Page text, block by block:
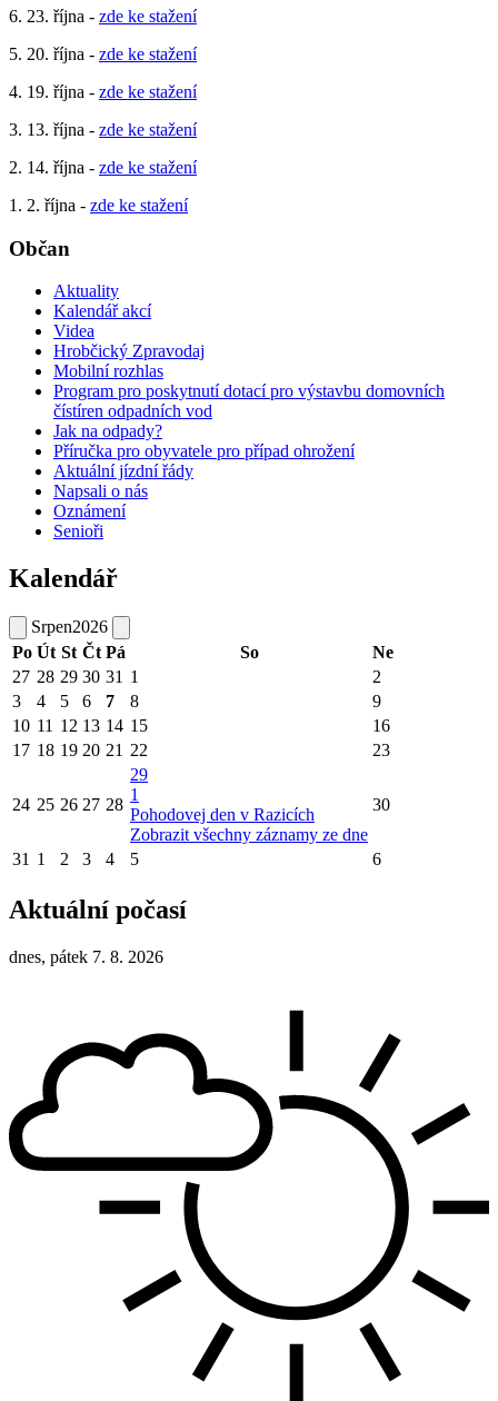
6. 23. října - zde ke stažení
5. 20. října - zde ke stažení
4. 19. října - zde ke stažení
3. 13. října - zde ke stažení
2. 14. října - zde ke stažení
1. 2. října - zde ke stažení
Občan
Aktuality
Kalendář akcí
Videa
Hrobčický Zpravodaj
Mobilní rozhlas
Program pro poskytnutí dotací pro výstavbu domovních
čístíren odpadních vod
Jak na odpady?
Příručka pro obyvatele pro případ ohrožení
Aktuální jízdní řády
Napsali o nás
Oznámení
Senioři
Kalendář
Srpen2026
Po Út St Čt Pá So
Ne
27 28 29 30 31 1
2
3
4 5 6 7 8
9
10 11 12 13 14 15
16
17 18 19 20 21 22 23
24 25 26 27 28
29
1
Pohodovej den v Razicích
Zobrazit všechny záznamy ze dne
30
31 1 2 3 4 5 6
Aktuální počasí
dnes, pátek 7. 8. 2026